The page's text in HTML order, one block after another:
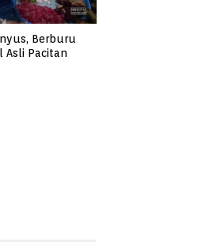
Berburu
Asli Pacitan